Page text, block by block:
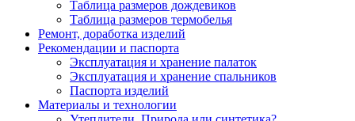
Таблица размеров дождевиков
Таблица размеров термобелья
Ремонт, доработка изделий
Рекомендации и паспорта
Эксплуатация и хранение палаток
Эксплуатация и хранение спальников
Паспорта изделий
Материалы и технологии